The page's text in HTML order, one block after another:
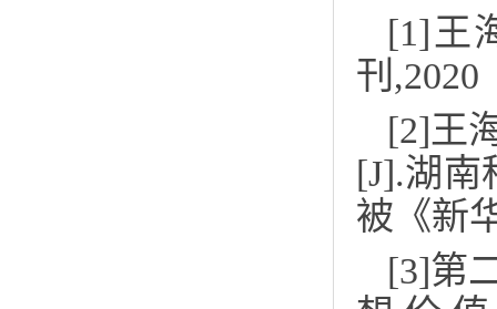
[1] 王
刊 ,2020
[2]王
[J].湖南
被《新
[3]第